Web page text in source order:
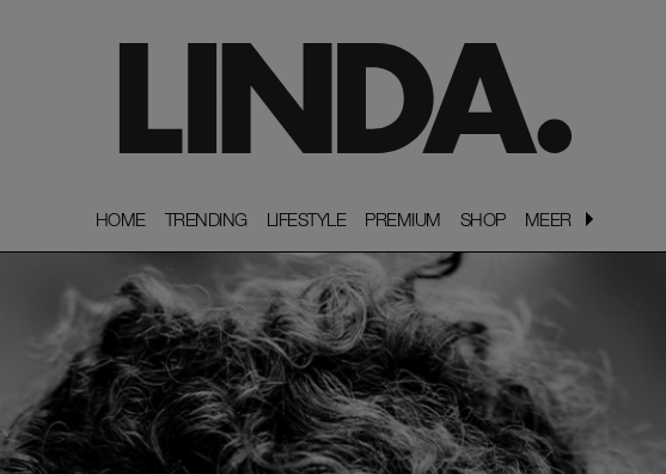
HOME
HOME TRENDING
TRENDING LIFESTYLE
LIFESTYLE PREMIUM
PREMIUM SHOP
SHOP MEER
MEER